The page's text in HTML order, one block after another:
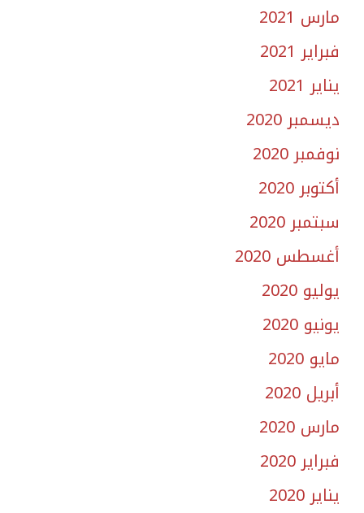
مارس 2021
فبراير 2021
يناير 2021
ديسمبر 2020
نوفمبر 2020
أكتوبر 2020
سبتمبر 2020
أغسطس 2020
يوليو 2020
يونيو 2020
مايو 2020
أبريل 2020
مارس 2020
فبراير 2020
يناير 2020